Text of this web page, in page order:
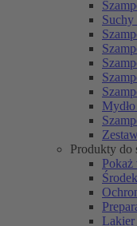
Suchy
Produkty do
Pokaż
Lakier